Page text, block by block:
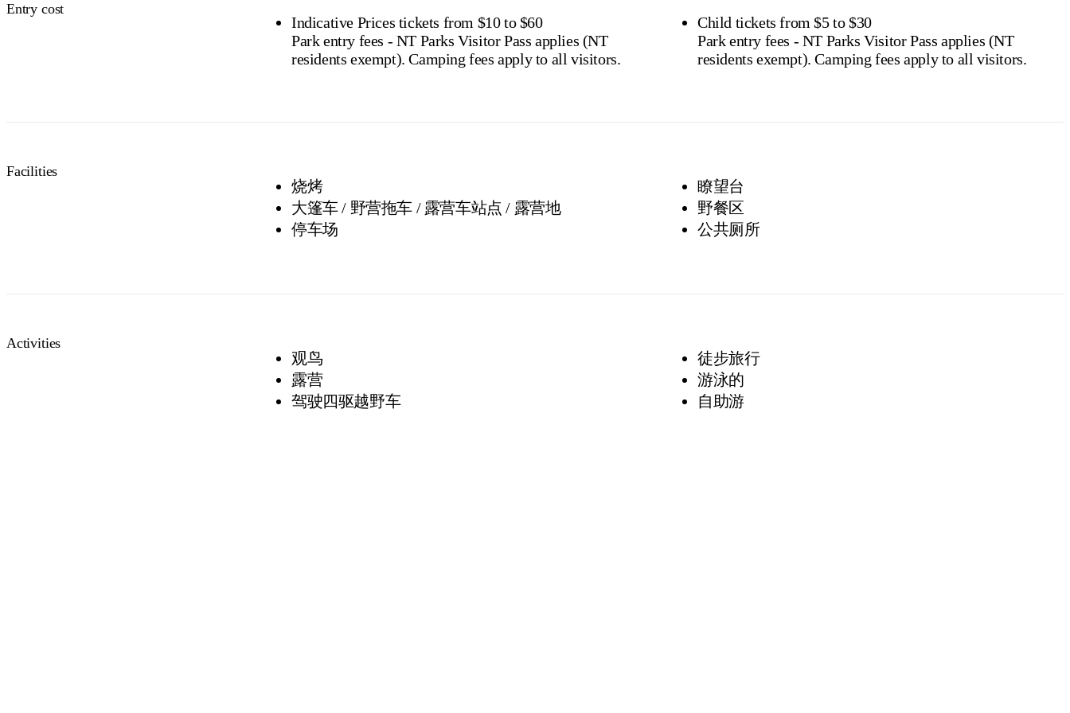
Entry cost
Indicative Prices tickets from $10 to $60
Park entry fees - NT Parks Visitor Pass applies (NT
residents exempt). Camping fees apply to all visitors.
Child tickets from $5 to $30
Park entry fees - NT Parks Visitor Pass applies (NT
residents exempt). Camping fees apply to all visitors.
Facilities
烧烤
大篷车 / 野营拖车 / 露营车站点 / 露营地
停车场
瞭望台
野餐区
公共厕所
Activities
观鸟
露营
驾驶四驱越野车
徒步旅行
游泳的
自助游